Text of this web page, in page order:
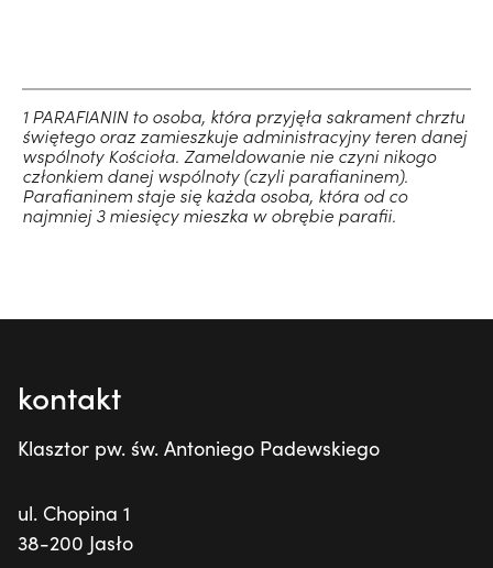
1 PARAFIANIN to osoba, która przyjęła sakrament chrztu
świętego oraz zamieszkuje administracyjny teren danej
wspólnoty Kościoła. Zameldowanie nie czyni nikogo
członkiem danej wspólnoty (czyli parafianinem).
Parafianinem staje się każda osoba, która od co
najmniej 3 miesięcy mieszka w obrębie parafii.
kontakt
Klasztor pw. św. Antoniego Padewskiego
ul. Chopina 1
38-200 Jasło